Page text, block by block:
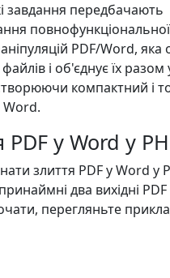
завдання передбачають
повнофункціональної
PDF/Word, яка
файлів і об'єднує їх
компактний і
Word.
PDF у Word у
злиття PDF у Word у
два вихідні
перегляньте